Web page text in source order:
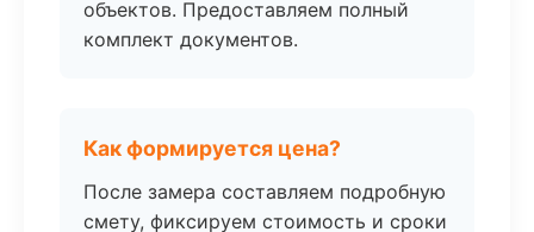
объектов. Предоставляем полный
комплект документов.
Как формируется цена?
После замера составляем подробную
смету, фиксируем стоимость и сроки